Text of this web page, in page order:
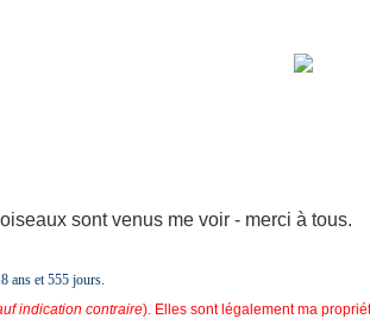
sont venus me voir - merci à tous.
ans et 555 jours.
indication contraire). Elles sont légalement ma